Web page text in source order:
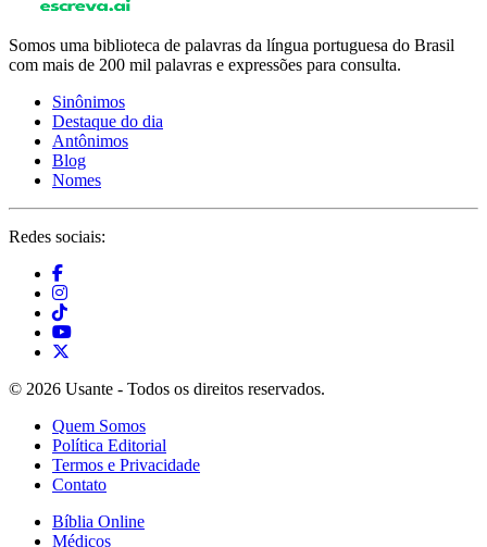
Somos uma biblioteca de palavras da língua portuguesa do Brasil
com mais de 200 mil palavras e expressões para consulta.
Sinônimos
Destaque do dia
Antônimos
Blog
Nomes
Redes sociais:
© 2026 Usante - Todos os direitos reservados.
Quem Somos
Política Editorial
Termos e Privacidade
Contato
Bíblia Online
Médicos